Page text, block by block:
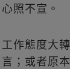
心照不宣。
工作態度大
言；或者原